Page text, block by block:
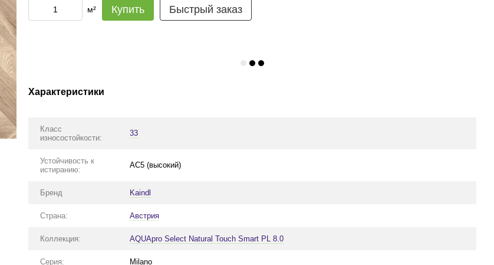
м² Купить Быстрый заказ
Характеристики
Класс
износостойкости:
33
Устойчивость к
истиранию:
АС5 (высокий)
Бренд Kaindl
Страна: Австрия
Коллекция: AQUApro Select Natural Touch Smart PL 8.0
Серия: Milano